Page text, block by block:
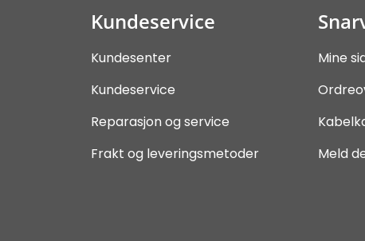
Kundeservice
Kundesenter
Kundeservice
Reparasjon og service
Frakt og leveringsmetoder
Mine
Meld